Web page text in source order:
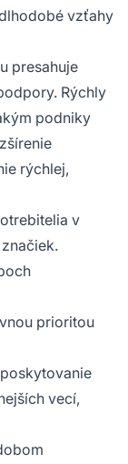
vzťahy
presahuje
Rýchly
podniky
rýchlej,
v
prioritou
vecí,